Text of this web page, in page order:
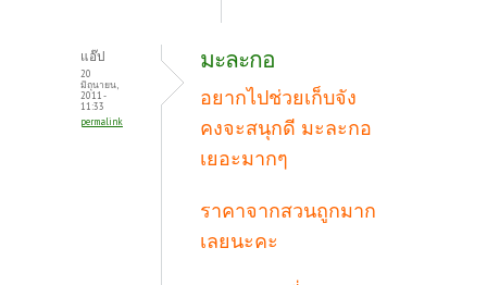
แอ๊ป
20
มิถุนายน,
2011 -
11:33
permalink
มะละกอ
อยากไปช่วยเก็บจัง
คงจะสนุกดี มะละกอ
เยอะมากๆ
ราคาจากสวนถูกมาก
เลยนะคะ